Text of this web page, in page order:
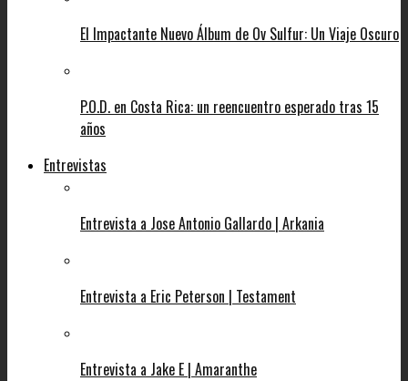
El Impactante Nuevo Álbum de Ov Sulfur: Un Viaje Oscuro
P.O.D. en Costa Rica: un reencuentro esperado tras 15
años
Entrevistas
Entrevista a Jose Antonio Gallardo | Arkania
Entrevista a Eric Peterson | Testament
Entrevista a Jake E | Amaranthe